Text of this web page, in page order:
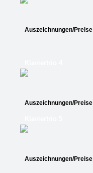
Auszeichnungen/Preise
Auszeichnungen/Preise
Auszeichnungen/Preise